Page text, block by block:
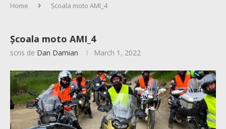
Home Școala moto AMI_4
Școala moto AMI_4
scris de Dan Damian March 1, 2022